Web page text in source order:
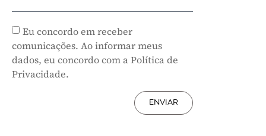
Eu concordo em receber
comunicações. Ao informar meus
dados, eu concordo com a Política de
Privacidade.
ENVIAR